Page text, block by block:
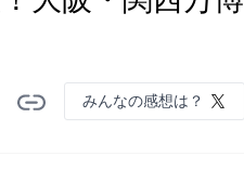
みんなの感想は？